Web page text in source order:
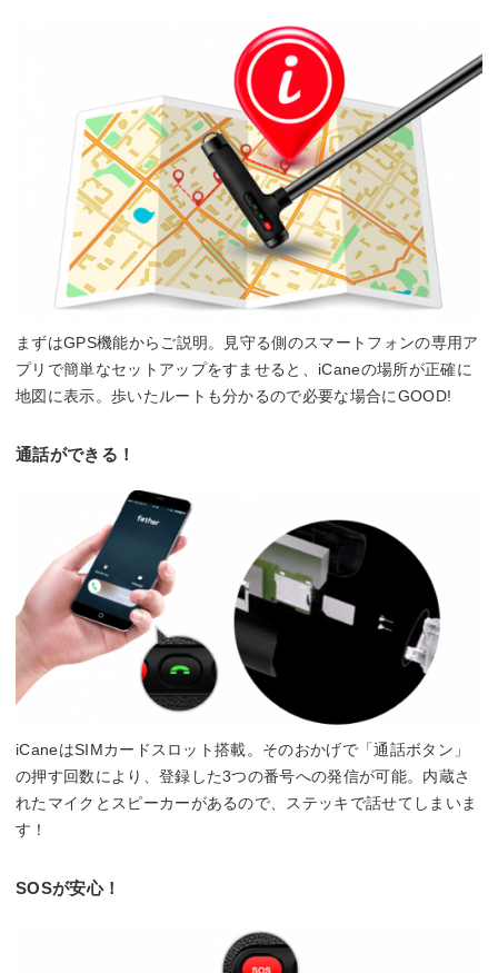
まずはGPS機能からご説明。見守る側のスマートフォンの専用ア
プリで簡単なセットアップをすませると、iCaneの場所が正確に
地図に表示。歩いたルートも分かるので必要な場合にGOOD!
通話ができる！
iCaneはSIMカードスロット搭載。そのおかげで「通話ボタン」
の押す回数により、登録した3つの番号への発信が可能。内蔵さ
れたマイクとスピーカーがあるので、ステッキで話せてしまいま
す！
SOSが安心！